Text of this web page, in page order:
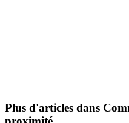
Plus d'articles dans